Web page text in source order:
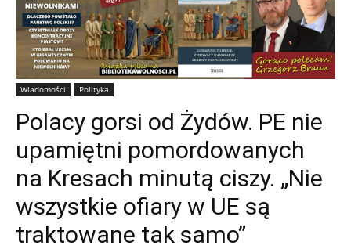
Wiadomości Polityka
Polacy gorsi od Żydów. PE nie
upamiętni pomordowanych
na Kresach minutą ciszy. „Nie
wszystkie ofiary w UE są
traktowane tak samo”